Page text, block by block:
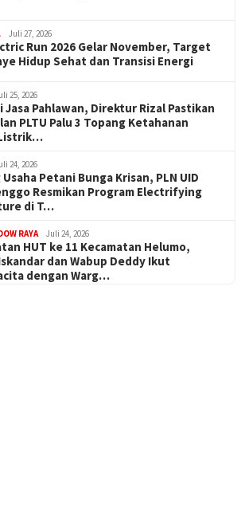
Juli 27, 2026
Run 2026 Gelar November, Target
Hidup Sehat dan Transisi Energi
25, 2026
Jasa Pahlawan, Direktur Rizal Pastikan
PLTU Palu 3 Topang Ketahanan
24, 2026
Petani Bunga Krisan, PLN UID
Resmikan Program Electrifying
di T…
RAYA Juli 24, 2026
HUT ke 11 Kecamatan Helumo,
dan Wabup Deddy Ikut
dengan Warg…